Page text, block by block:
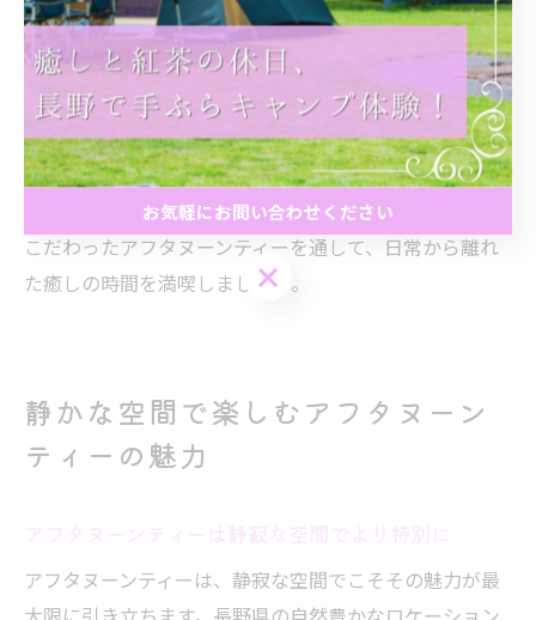
自分でブレンドを作るワークショップが行われることも
あります。実際に素材に触れながら、自分だけのリーフ
ティーを作ることで、紅茶への理解が深まり、ティータ
イムがより一層楽しくなります。
長野県産ハーブを使ったリーフティーは香りや味わいだ
けでなく、リラックス効果も期待できます。地元素材に
こだわったアフタヌーンティーを通して、日常から離れ
た癒しの時間を満喫しましょう。
静かな空間で楽しむアフタヌーン
ティーの魅力
アフタヌーンティーは、静寂な空間でこそその魅力が最
お気軽にお問い合わせください
お気軽にお問い合わせください